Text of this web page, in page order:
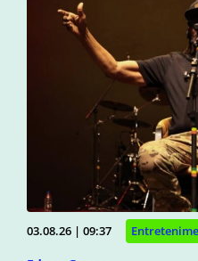
03.08.26 | 09:37